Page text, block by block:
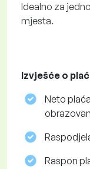
Idealno za
mjesta.
Izvješće o
Neto
Raspon